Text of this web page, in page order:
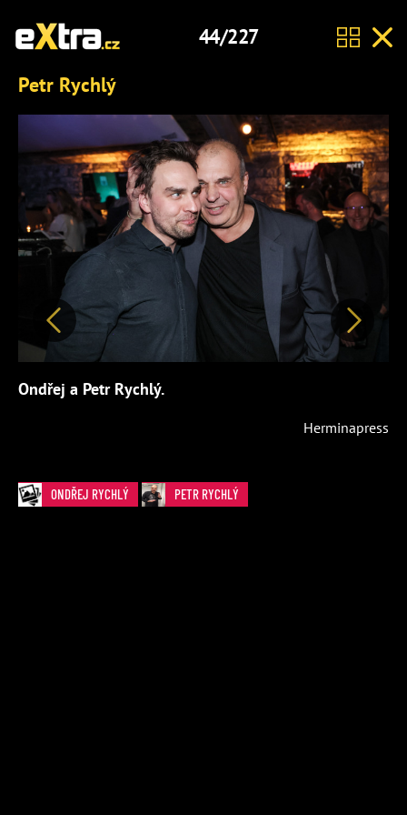
44/227
Petr Rychlý
Předchozí Další
Ondřej a Petr Rychlý.
Herminapress
ONDŘEJ RYCHLÝ PETR RYCHLÝ